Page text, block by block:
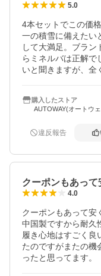
5.0
4本セットでこの価
一の積雪に備えたい
して大満足。ブラン
らミネルバは正解で
いと聞きますが、全
購入したストア
AUTOWAY(オートウ
違反報告
クーポンもあっ
4.0
クーポンもあって安
中国製ですから耐久
履き心地はすごく良
たのですがまたの機
ったと思ってます。